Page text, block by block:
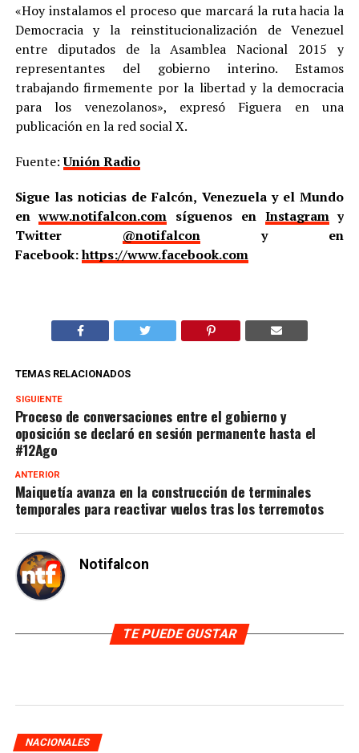
«Hoy instalamos el proceso que marcará la ruta hacia la
Democracia y la reinstitucionalización de Venezuel
entre diputados de la Asamblea Nacional 2015 y
representantes del gobierno interino. Estamos
trabajando firmemente por la libertad y la democracia
para los venezolanos», expresó Figuera en una
publicación en la red social X.
Fuente:Unión Radio
Sigue las noticias de Falcón, Venezuela y el Mundo
enwww.notifalcon.com síguenos en Instagramy
Twitter @notifalcony en
Facebook:https://www.facebook.com
TEMAS RELACIONADOS
SIGUIENTE
Proceso de conversaciones entre el gobierno y
oposición se declaró en sesión permanente hasta el
#12Ago
ANTERIOR
Maiquetía avanza en la construcción de terminales
temporales para reactivar vuelos tras los terremotos
Notifalcon
TE PUEDE GUSTAR
NACIONALES